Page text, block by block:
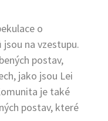
o
na vzestupu.
postav,
jako jsou Lei
je také
postav, které